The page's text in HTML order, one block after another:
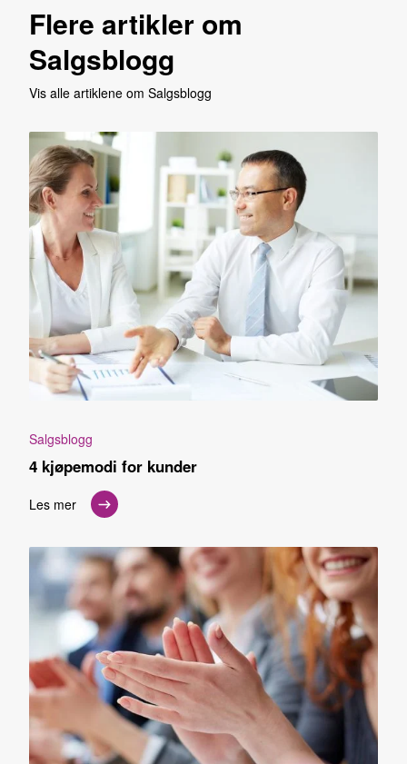
Flere artikler om
Salgsblogg
Vis alle artiklene om Salgsblogg
Salgsblogg
4 kjøpemodi for kunder
Les mer